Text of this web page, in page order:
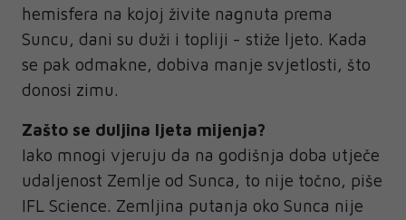
hemisfera na kojoj živite nagnuta prema
Suncu, dani su duži i topliji - stiže ljeto. Kada
se pak odmakne, dobiva manje svjetlosti, što
donosi zimu.
Zašto se duljina ljeta mijenja?
Iako mnogi vjeruju da na godišnja doba utječe
udaljenost Zemlje od Sunca, to nije točno, piše
IFL Science. Zemljina putanja oko Sunca nije